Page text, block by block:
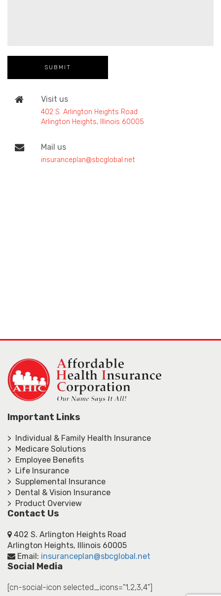
Visit us
402 S. Arlington Heights Road
Arlington Heights, Illinois 60005
Mail us
insuranceplan@sbcglobal.net
Important Links
> Individual & Family Health Insurance
> Medicare Solutions
> Employee Benefits
> Life Insurance
> Supplemental Insurance
> Dental & Vision Insurance
> Product Overview
Contact Us
402 S. Arlington Heights Road
Arlington Heights, Illinois 60005
Email: insuranceplan@sbcglobal.net
Social Media
[cn-social-icon selected_icons="1,2,3,4"]